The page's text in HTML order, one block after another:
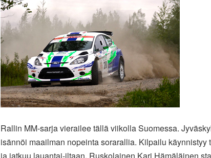
Rallin MM-sarja vierailee tällä viikolla Suomessa.
isännöi maailman nopeinta sorarallia. Kilpailu käynnistyy